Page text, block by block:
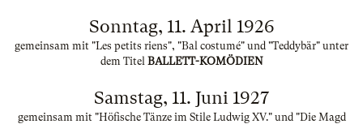
Sonntag, 11. April 1926
gemeinsam mit "Les petits riens", "Bal costumé" und "Teddybär" unter
dem Titel BALLETT-KOMÖDIEN
Samstag, 11. Juni 1927
gemeinsam mit "Höfische Tänze im Stile Ludwig XV." und "Die Magd